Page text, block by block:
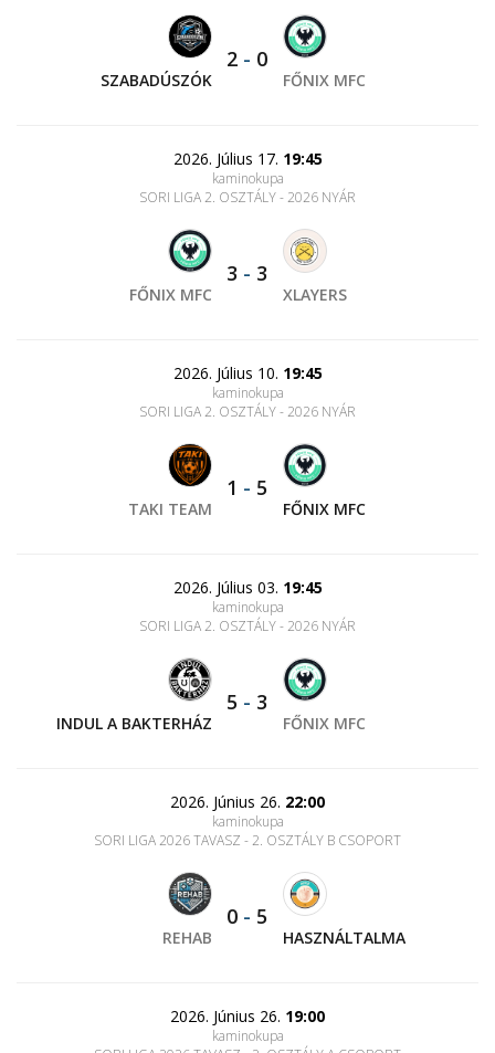
SZABADÚSZÓK
2 - 0
FŐNIX MFC
2026. Július 17. 19:45
kaminokupa
SORI LIGA 2. OSZTÁLY - 2026 NYÁR
FŐNIX MFC
3 - 3
XLAYERS
2026. Július 10. 19:45
kaminokupa
SORI LIGA 2. OSZTÁLY - 2026 NYÁR
TAKI TEAM
1 - 5
FŐNIX MFC
2026. Július 03. 19:45
kaminokupa
SORI LIGA 2. OSZTÁLY - 2026 NYÁR
INDUL A BAKTERHÁZ
5 - 3
FŐNIX MFC
2026. Június 26. 22:00
kaminokupa
SORI LIGA 2026 TAVASZ - 2. OSZTÁLY B CSOPORT
REHAB
0 - 5
HASZNÁLTALMA
2026. Június 26. 19:00
kaminokupa